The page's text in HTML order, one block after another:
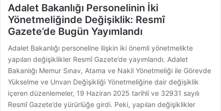
Adalet Bakanlığı Personelinin İki
Yönetmeliğinde Değişiklik: Resmî
Gazete’de Bugün Yayımlandı
Adalet Bakanlığı personeline ilişkin iki önemli yönetmelikte
yapılan değişiklikler Resmî Gazete’de yayımlandı. Adalet
Bakanlığı Memur Sınav, Atama ve Nakil Yönetmeliği ile Görevde
Yükselme ve Unvan Değişikliği Yönetmeliğine dair değişiklik
içeren düzenlemeler, 19 Haziran 2025 tarihli ve 32931 sayılı
Resmî Gazete’de yürürlüğe girdi. Peki, yapılan değişiklikler